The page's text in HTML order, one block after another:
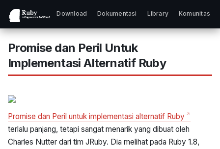
Download Dokumentasi Library Komunitas
Promise dan Peril Untuk
Implementasi Alternatif Ruby
Promise dan Peril untuk implementasi alternatif Ruby
terlalu panjang, tetapi sangat menarik yang dibuat oleh
Charles Nutter dari tim JRuby. Dia melihat pada Ruby 1.8,